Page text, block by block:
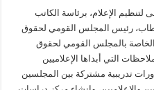
الإعلام، برئاسة الكاتب
رئيس المجلس القومي لحقوق
الخاصة بالمجلس القومي لحقوق
التي أبداها الإعلاميين
تدريبية مشتركة بين المجلسين